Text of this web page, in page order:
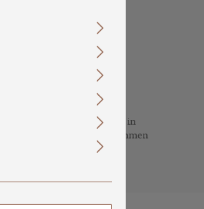
PLASTIKFREIE
VERPACKUNG
Wir verpacken unsere Seife in
Papier und verzichten vollkommen